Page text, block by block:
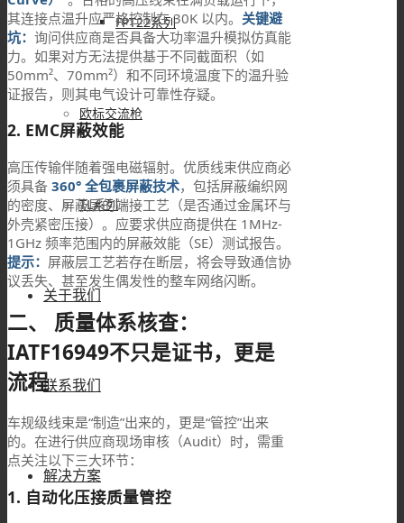
FPT22系列
欧标交流枪
TL系列
关于我们
联系我们
解决方案
其连接点温升应严格控制在 30K 以内。 关键避
坑： 询问供应商是否具备大功率温升模拟仿真能
力。如果对方无法提供基于不同截面积（如
50mm²、70mm²）和不同环境温度下的温升验
证报告，则其电气设计可靠性存疑。
2. EMC屏蔽效能
高压传输伴随着强电磁辐射。优质线束供应商必
须具备 360° 全包裹屏蔽技术，包括屏蔽编织网
的密度、屏蔽层的端接工艺（是否通过金属环与
外壳紧密压接）。应要求供应商提供在 1MHz-
1GHz 频率范围内的屏蔽效能（SE）测试报告。
提示： 屏蔽层工艺若存在断层，将会导致通信协
议丢失、甚至发生偶发性的整车网络闪断。
二、 质量体系核查：
IATF16949不只是证书，更是
流程
车规级线束是“制造”出来的，更是“管控”出来
的。在进行供应商现场审核（Audit）时，需重
点关注以下三大环节：
1. 自动化压接质量管控